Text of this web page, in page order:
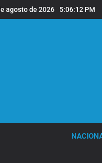
agosto de 2026 5:06:13 PM